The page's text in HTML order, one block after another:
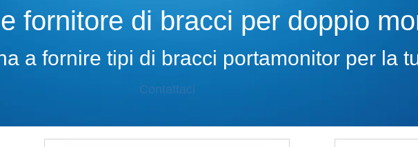
fornitore di bracci per doppio
a fornire tipi di bracci portamonitor per la
Contattaci